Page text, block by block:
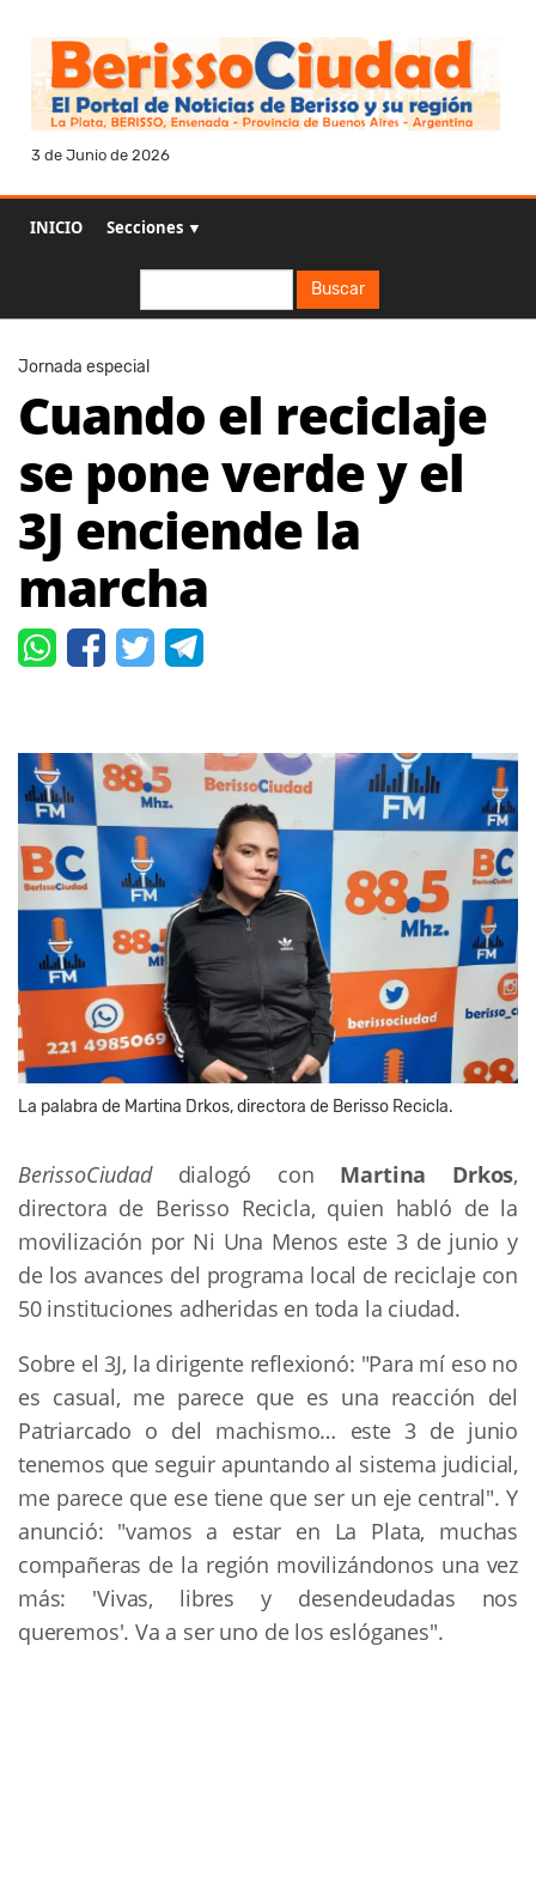
3 de Junio de 2026
INICIO Secciones ▼
Buscar
Jornada especial
Cuando el reciclaje
se pone verde y el
3J enciende la
marcha
La palabra de Martina Drkos, directora de Berisso Recicla.
BerissoCiudaddialogó con Martina Drkos,
directora de Berisso Recicla, quien habló de la
movilización por Ni Una Menos este 3 de junio y
de los avances del programa local de reciclaje con
50 instituciones adheridas en toda la ciudad.
Sobre el 3J, la dirigente reflexionó: "Para mí eso no
es casual, me parece que es una reacción del
Patriarcado o del machismo… este 3 de junio
tenemos que seguir apuntando al sistema judicial,
me parece que ese tiene que ser un eje central". Y
anunció: "vamos a estar en La Plata, muchas
compañeras de la región movilizándonos una vez
más: 'Vivas, libres y desendeudadas nos
queremos'. Va a ser uno de los eslóganes".